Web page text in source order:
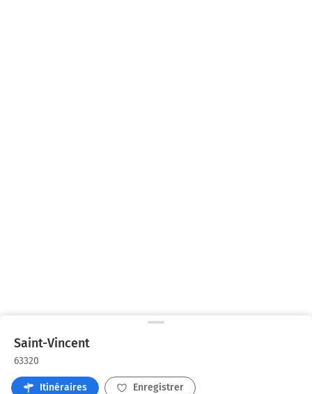
Saint-Vincent
63320
Itinéraires Enregistrer